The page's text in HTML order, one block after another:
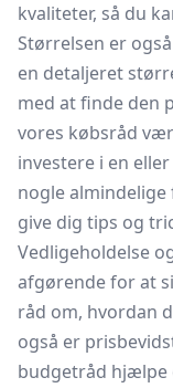
kvaliteter, så du
Størrelsen er
en detaljeret
med at finde den
vores købsråd
investere i en
nogle
give dig tips og
Vedligeholdelse
afgørende for at
råd om, hvordan
også er
budgetråd hjælpe